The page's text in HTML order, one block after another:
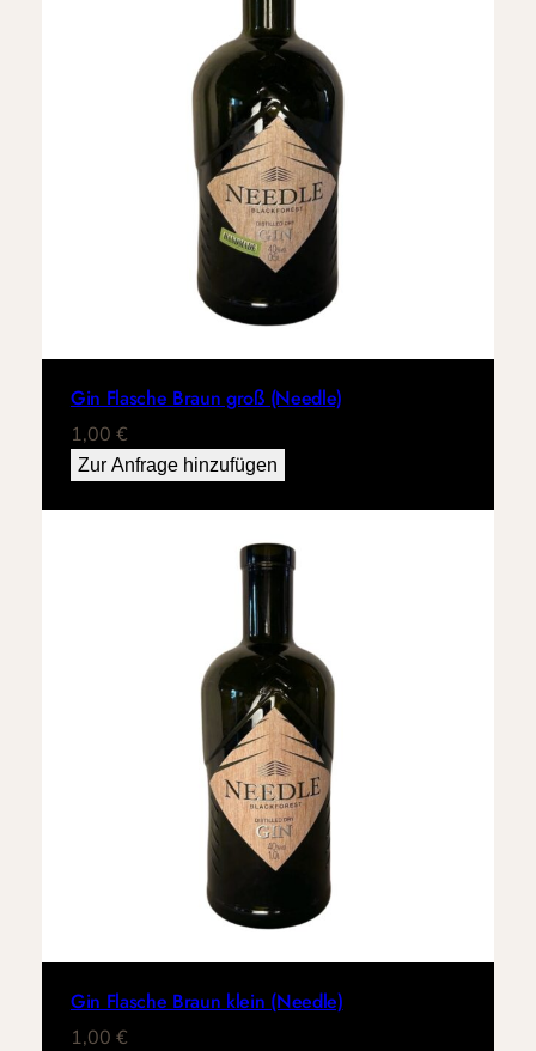
Gin Flasche Braun groß (Needle)
1,00 €
Zur Anfrage hinzufügen
Gin Flasche Braun klein (Needle)
1,00 €